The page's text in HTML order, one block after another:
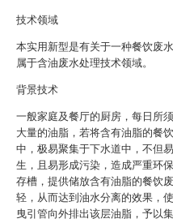
技术领域
本实用新型是有关于一种餐饮废
属于含油废水处理技术领域。
背景技术
一般家庭及餐厅的厨房，每日所
大量的油脂，若将含有油脂的餐
中，极易聚集于下水道中，不但
生，且易形成污染，造成严重环
存槽，提供储放含有油脂的餐饮
轻，从而达到油水分离的效果，
曳引管向外排出该层油脂，予以